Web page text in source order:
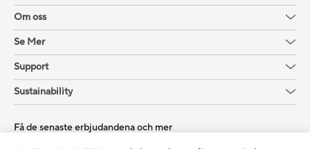
Om oss
Se Mer
Support
Sustainability
Få de senaste erbjudandena och mer